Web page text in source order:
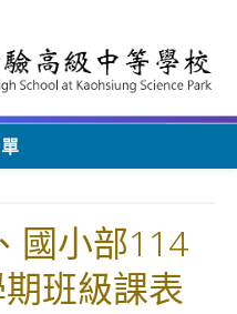
國小部114
班級課表